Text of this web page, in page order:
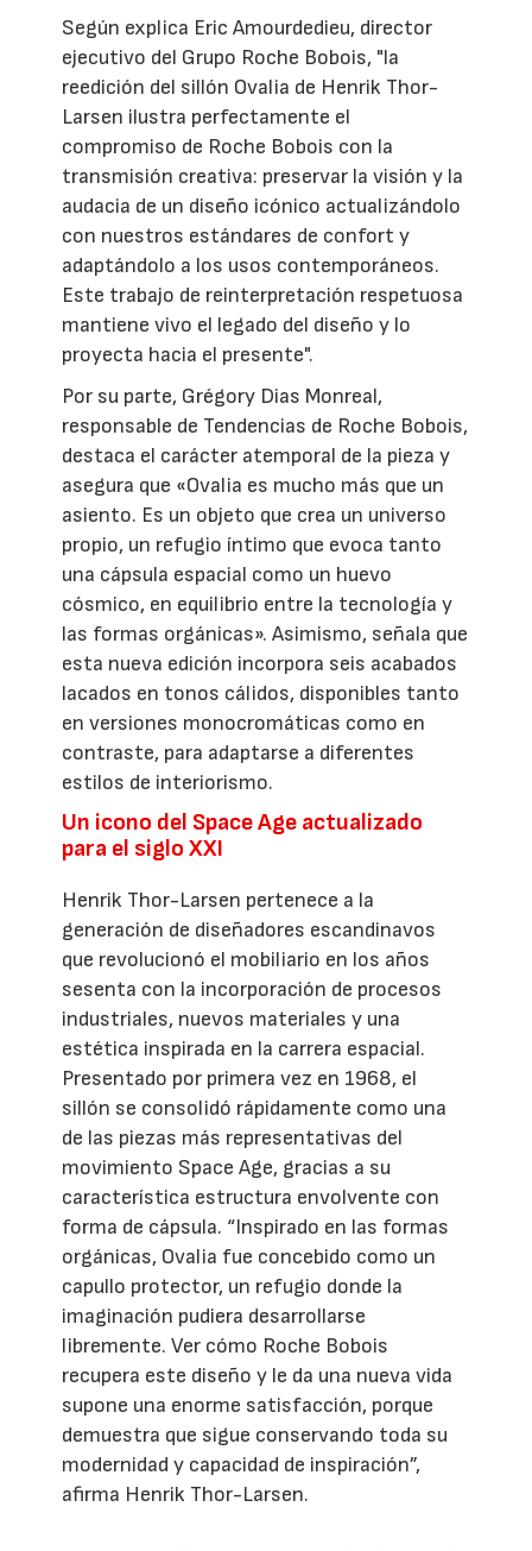
Según explica Eric Amourdedieu, director
ejecutivo del Grupo Roche Bobois, "la
reedición del sillón Ovalia de Henrik Thor-
Larsen ilustra perfectamente el
compromiso de Roche Bobois con la
transmisión creativa: preservar la visión y la
audacia de un diseño icónico actualizándolo
con nuestros estándares de confort y
adaptándolo a los usos contemporáneos.
Este trabajo de reinterpretación respetuosa
mantiene vivo el legado del diseño y lo
proyecta hacia el presente".
Por su parte, Grégory Dias Monreal,
responsable de Tendencias de Roche Bobois,
destaca el carácter atemporal de la pieza y
asegura que «Ovalia es mucho más que un
asiento. Es un objeto que crea un universo
propio, un refugio íntimo que evoca tanto
una cápsula espacial como un huevo
cósmico, en equilibrio entre la tecnología y
las formas orgánicas». Asimismo, señala que
esta nueva edición incorpora seis acabados
lacados en tonos cálidos, disponibles tanto
en versiones monocromáticas como en
contraste, para adaptarse a diferentes
estilos de interiorismo.
Un icono del Space Age actualizado
para el siglo XXI
Henrik Thor-Larsen pertenece a la
generación de diseñadores escandinavos
que revolucionó el mobiliario en los años
sesenta con la incorporación de procesos
industriales, nuevos materiales y una
estética inspirada en la carrera espacial.
Presentado por primera vez en 1968, el
sillón se consolidó rápidamente como una
de las piezas más representativas del
movimiento Space Age, gracias a su
característica estructura envolvente con
forma de cápsula. “Inspirado en las formas
orgánicas, Ovalia fue concebido como un
capullo protector, un refugio donde la
imaginación pudiera desarrollarse
libremente. Ver cómo Roche Bobois
recupera este diseño y le da una nueva vida
supone una enorme satisfacción, porque
demuestra que sigue conservando toda su
modernidad y capacidad de inspiración”,
afirma Henrik Thor-Larsen.